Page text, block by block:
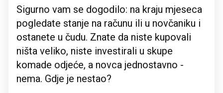
Sigurno vam se dogodilo: na kraju mjeseca
pogledate stanje na računu ili u novčaniku i
ostanete u čudu. Znate da niste kupovali
ništa veliko, niste investirali u skupe
komade odjeće, a novca jednostavno -
nema. Gdje je nestao?